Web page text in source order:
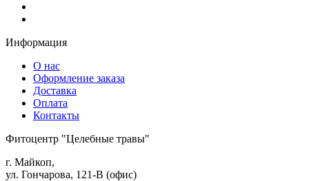
Информация
О нас
Оформление заказа
Доставка
Оплата
Контакты
Фитоцентр "Целебные травы"
г. Майкоп,
ул. Гончарова, 121-В (офис)